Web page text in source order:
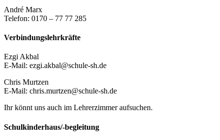
André Marx
Telefon: 0170 – 77 77 285
Verbindungslehrkräfte
Ezgi Akbal
E-Mail: ezgi.akbal@schule-sh.de
Chris Murtzen
E-Mail: chris.murtzen@schule-sh.de
Ihr könnt uns auch im Lehrerzimmer aufsuchen.
Schulkinderhaus/-begleitung